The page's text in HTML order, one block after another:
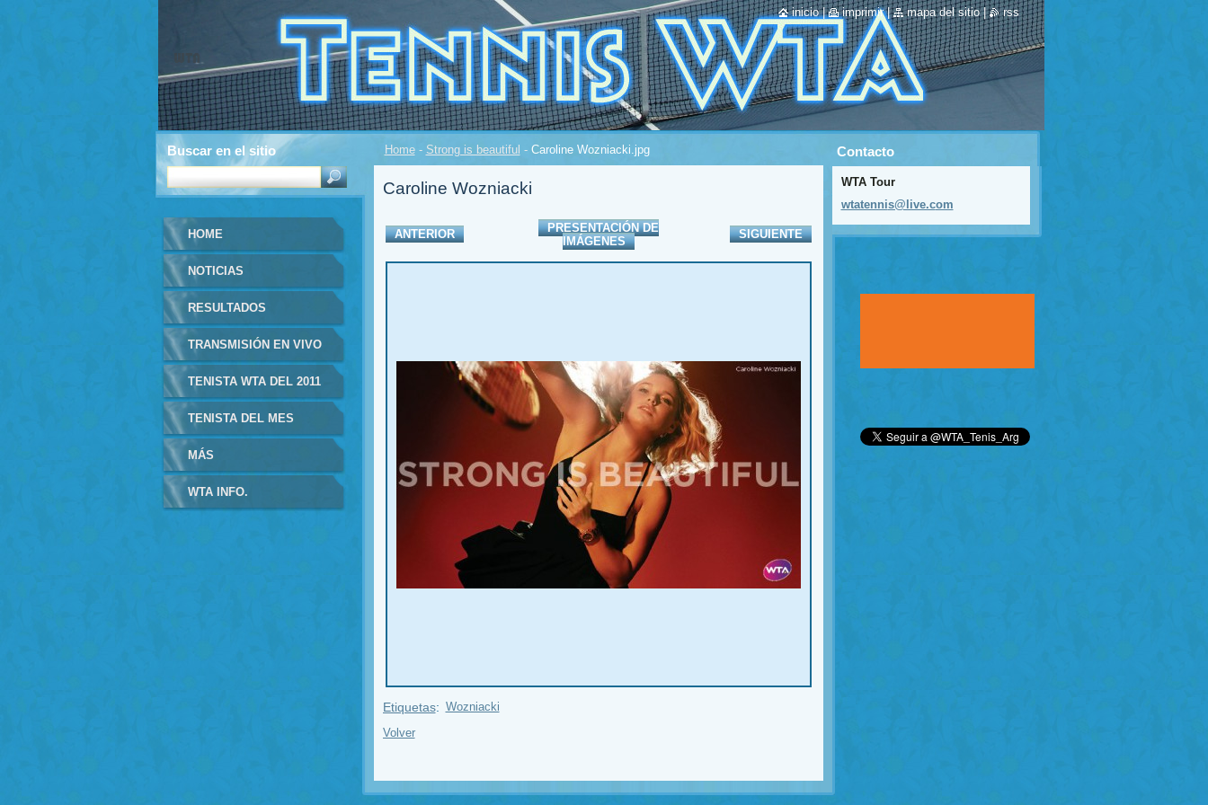
Home - Strong is beautiful - Caroline Wozniacki.jpg
Caroline Wozniacki
ANTERIOR
PRESENTACIÓN DE
IMÁGENES
SIGUIENTE
Etiquetas: Wozniacki
Volver
HOME
NOTICIAS
RESULTADOS
TRANSMISIÓN EN VIVO
TENISTA WTA DEL 2011
TENISTA DEL MES
MÁS
WTA INFO.
Contacto
WTA Tour
wtatennis@live.com
Buscar en el sitio
inicio | imprimir | mapa del sitio | rss